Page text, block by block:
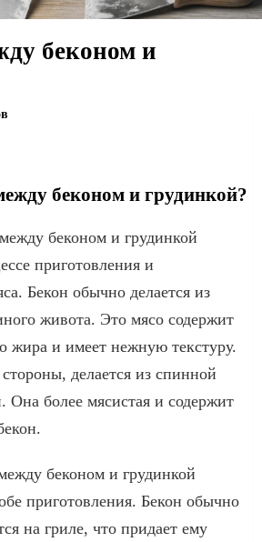
беконом и
беконом и грудинкой?
беконом и грудинкой
приготовления и
Бекон обычно делается из
живота. Это мясо содержит
жира и имеет нежную текстуру.
делается из спинной
Она более мясистая и содержит
беконом и грудинкой
приготовления. Бекон обычно
на гриле, что придает ему